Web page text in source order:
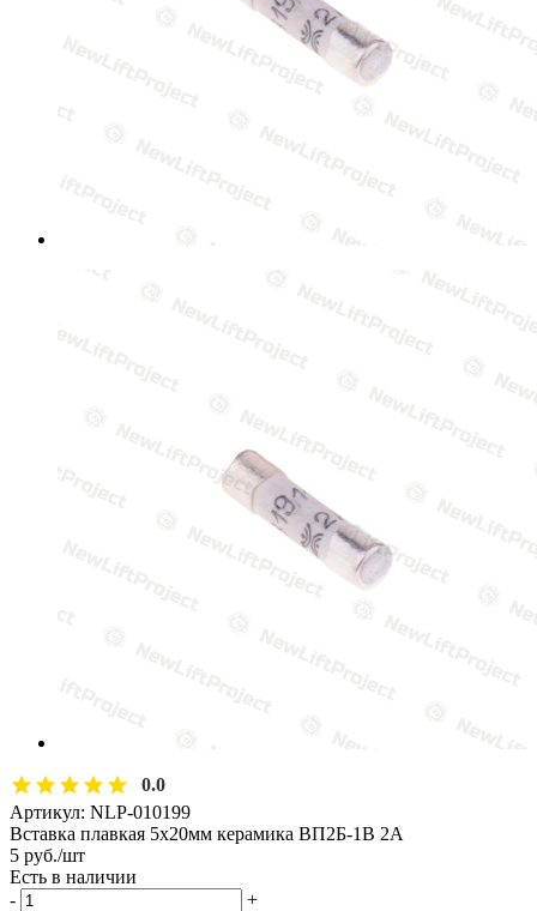
0.0
Артикул: NLP-010199
Вставка плавкая 5х20мм керамика ВП2Б-1В 2А
5 руб./шт
Есть в наличии
-
+